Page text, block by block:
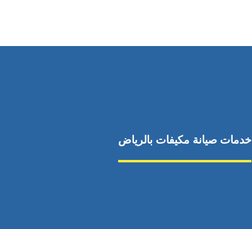
خدمات صيانة مكيفات بالرياض